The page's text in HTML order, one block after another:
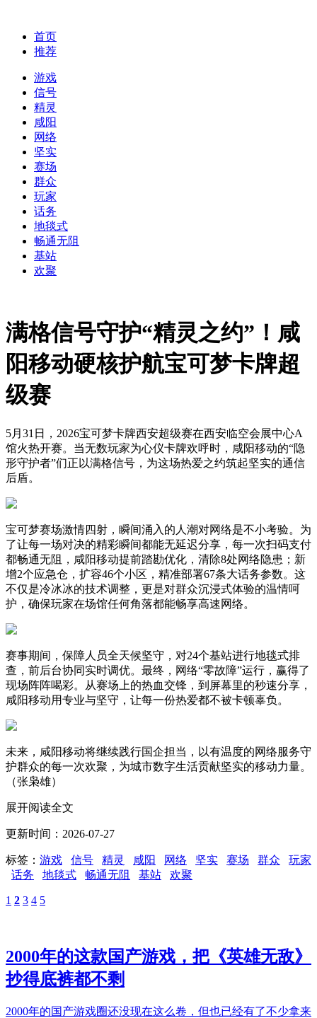
首页
推荐
游戏
信号
精灵
咸阳
网络
坚实
赛场
群众
玩家
话务
地毯式
畅通无阻
基站
欢聚
满格信号守护“精灵之约”！咸
阳移动硬核护航宝可梦卡牌超
级赛
5月31日，2026宝可梦卡牌西安超级赛在西安临空会展中心A
馆火热开赛。当无数玩家为心仪卡牌欢呼时，咸阳移动的“隐
形守护者”们正以满格信号，为这场热爱之约筑起坚实的通信
后盾。
宝可梦赛场激情四射，瞬间涌入的人潮对网络是不小考验。为
了让每一场对决的精彩瞬间都能无延迟分享，每一次扫码支付
都畅通无阻，咸阳移动提前踏勘优化，清除8处网络隐患；新
增2个应急仓，扩容46个小区，精准部署67条大话务参数。这
不仅是冷冰冰的技术调整，更是对群众沉浸式体验的温情呵
护，确保玩家在场馆任何角落都能畅享高速网络。
赛事期间，保障人员全天候坚守，对24个基站进行地毯式排
查，前后台协同实时调优。最终，网络“零故障”运行，赢得了
现场阵阵喝彩。从赛场上的热血交锋，到屏幕里的秒速分享，
咸阳移动用专业与坚守，让每一份热爱都不被卡顿辜负。
未来，咸阳移动将继续践行国企担当，以有温度的网络服务守
护群众的每一次欢聚，为城市数字生活贡献坚实的移动力量。
（张枭雄）
展开阅读全文
更新时间：2026-07-27
标签： 游戏 信号 精灵 咸阳 网络 坚实 赛场 群众
玩家
话务
地毯式 畅通无阻 基站 欢聚
1 2 3 4 5
2000年的这款国产游戏，把《英雄无敌》
抄得底裤都不剩
2000年的国产游戏圈还没现在这么卷，但也已经有了不少拿来